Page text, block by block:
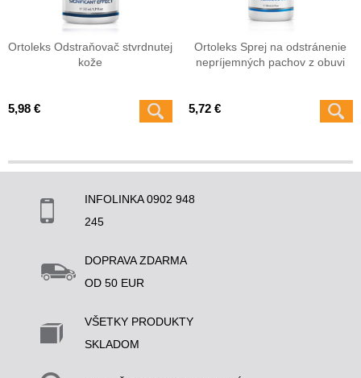
Ortoleks Odstraňovač stvrdnutej
kože
5,98 €
Ortoleks Sprej na odstránenie
nepríjemných pachov z obuvi
5,72 €
INFOLINKA 0902 948
245
DOPRAVA ZDARMA
OD 50 EUR
VŠETKY PRODUKTY
SKLADOM